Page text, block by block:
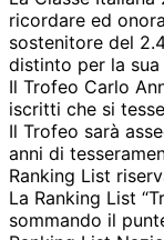
ricordare ed
sostenitore del
distinto per la
Il Trofeo Carlo
iscritti che si
Il Trofeo sarà
anni di
Ranking List
La Ranking List
sommando il